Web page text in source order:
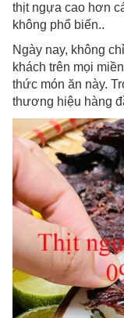
thịt ngựa cao hơn
không phổ biến..
Ngày nay, không
khách trên mọi
thức món ăn này.
thương hiệu hàng